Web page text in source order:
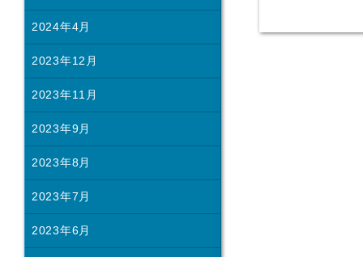
2024年4月
2023年12月
2023年11月
2023年9月
2023年8月
2023年7月
2023年6月